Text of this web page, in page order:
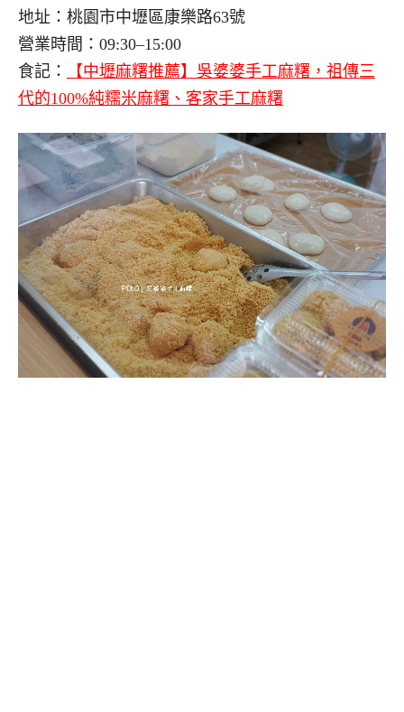
地址：桃園市中壢區康樂路63號
營業時間：09:30–15:00
食記：
【中壢麻糬推薦】吳婆婆手工麻糬，祖傳三
代的100%純糯米麻糬、客家手工麻糬